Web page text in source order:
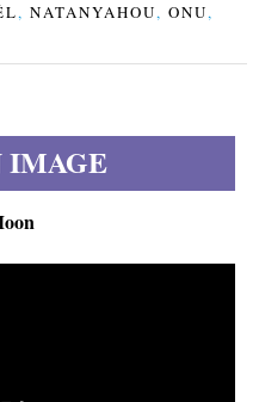
, NATANYAHOU, ONU,
IMAGE